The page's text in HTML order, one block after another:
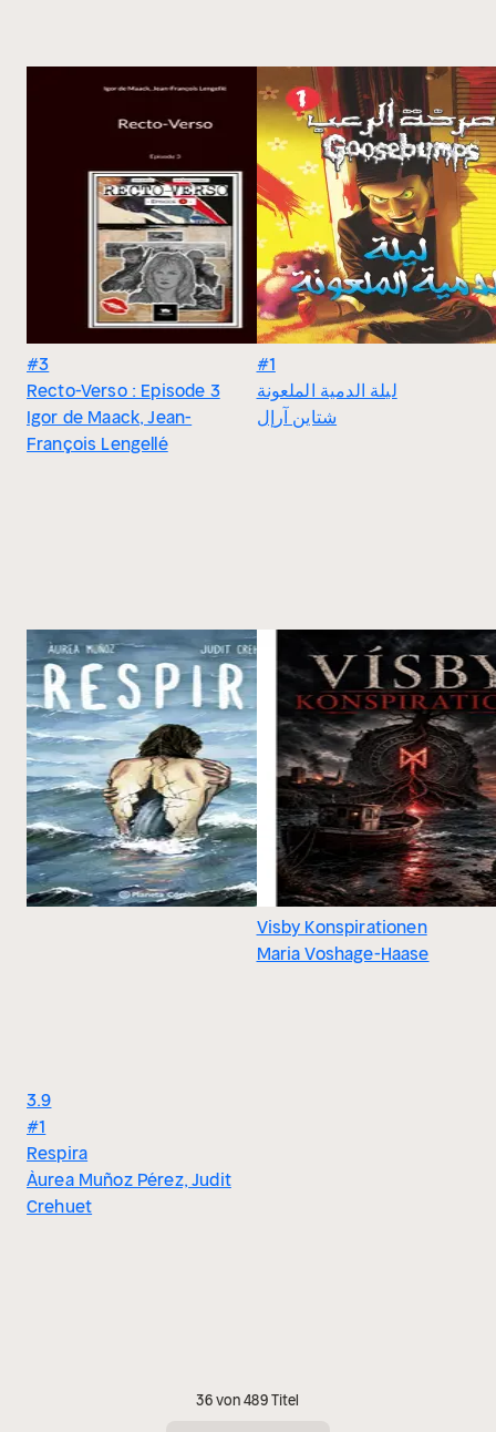
#3
Recto-Verso : Episode 3
Igor de Maack, Jean-
François Lengellé
#1
ليلة الدمية الملعونة
شتاين آرإل
3.9
#1
Respira
Àurea Muñoz Pérez, Judit
Crehuet
Visby Konspirationen
Maria Voshage-Haase
36 von 489 Titel